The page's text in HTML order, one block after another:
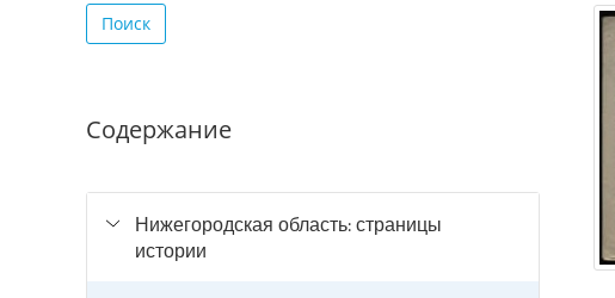
строку
для
Поиск
Содержание
Нижегородская область: страницы
истории